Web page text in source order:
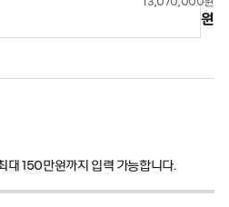
원
150만원까지 입력 가능합니다.